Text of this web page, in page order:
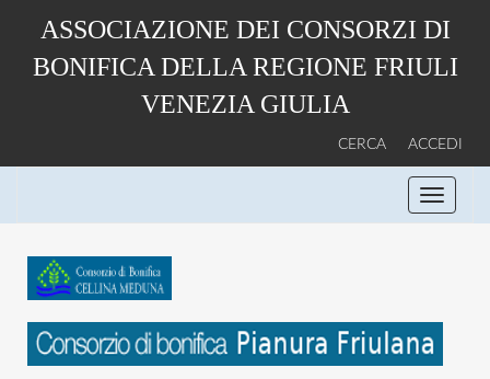
contenuto
principale
ASSOCIAZIONE DEI CONSORZI DI
BONIFICA DELLA REGIONE FRIULI
VENEZIA GIULIA
CERCA ACCEDI
Toggle